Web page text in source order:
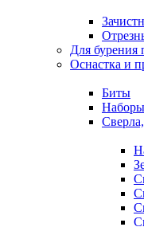
Для бурения
Оснастка и
Биты